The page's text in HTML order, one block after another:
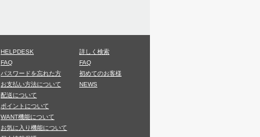
HELPDESK
FAQ
パスワードを忘れた方
お支払い方法について
配送について
ポイントについて
WANT機能について
お気に入り機能について
詳しく検索
FAQ
初めてのお客様
NEWS